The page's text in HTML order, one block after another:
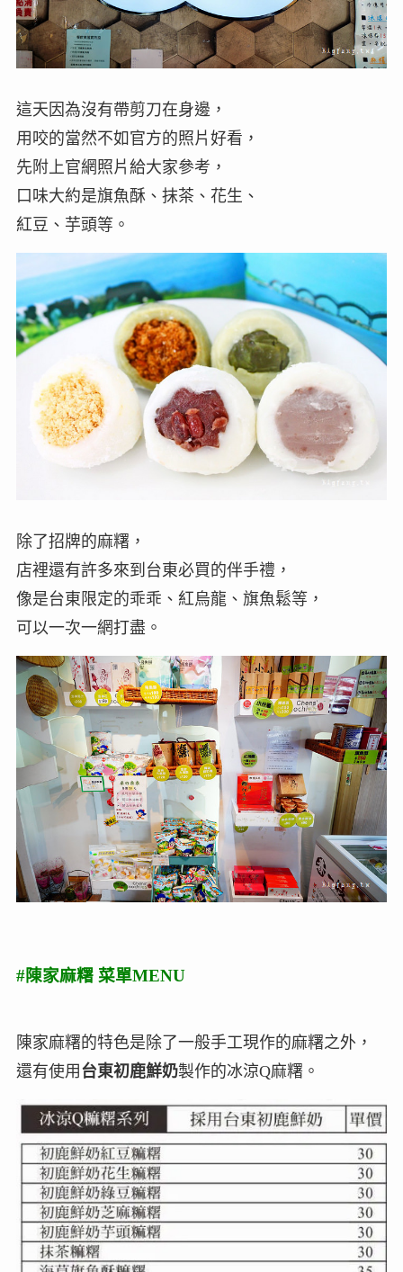
這天因為沒有帶剪刀在身邊，
用咬的當然不如官方的照片好看，
先附上官網照片給大家參考，
口味大約是旗魚酥、抹茶、花生、
紅豆、芋頭等。
除了招牌的麻糬，
店裡還有許多來到台東必買的伴手禮，
像是台東限定的乖乖、紅烏龍、旗魚鬆等，
可以一次一網打盡。
#陳家麻糬 菜單MENU
陳家麻糬的特色是除了一般手工現作的麻糬之外，
還有使用 台東初鹿鮮奶製作的冰涼Q麻糬。